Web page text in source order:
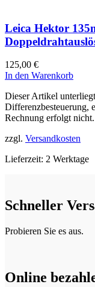
Leica Hektor
125,00 €
In den Warenkorb
Dieser Artikel
Differenzbesteuerung,
Rechnung erfolgt nicht.
zzgl. Versandkosten
Lieferzeit: 2 Werktage
Schneller
Probieren Sie es aus.
Online